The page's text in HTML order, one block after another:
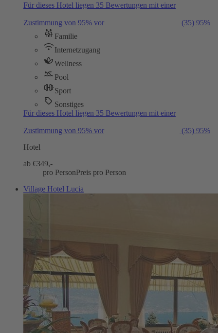
Für dieses Hotel liegen 35 Bewertungen mit einer
Zustimmung von 95% vor (35) 95%
Familie
Internetzugang
Wellness
Pool
Sport
Sonstiges
Für dieses Hotel liegen 35 Bewertungen mit einer
Zustimmung von 95% vor (35) 95%
Hotel
ab €349,-
pro PersonPreis pro Person
Village Hotel Lucia